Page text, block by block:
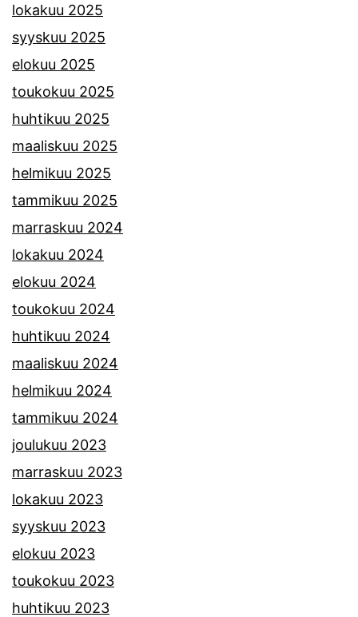
lokakuu 2025
syyskuu 2025
elokuu 2025
toukokuu 2025
huhtikuu 2025
maaliskuu 2025
helmikuu 2025
tammikuu 2025
marraskuu 2024
lokakuu 2024
elokuu 2024
toukokuu 2024
huhtikuu 2024
maaliskuu 2024
helmikuu 2024
tammikuu 2024
joulukuu 2023
marraskuu 2023
lokakuu 2023
syyskuu 2023
elokuu 2023
toukokuu 2023
huhtikuu 2023